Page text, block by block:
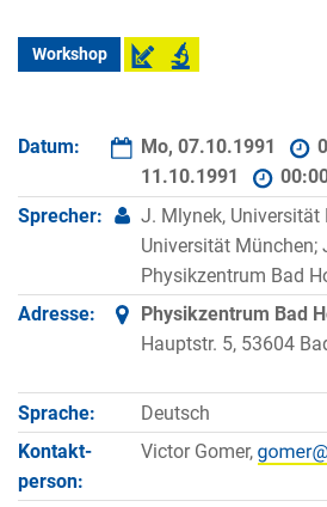
Workshop
Datum: Mo, 07.10.1991
11.10.1991
Sprecher:
J. Mlynek, Universität
Universität München;
Physikzentrum Bad
Adresse:
Physikzentrum Bad
Hauptstr. 5, 53604
Sprache:
Deutsch
Kontakt­
person:
Victor Gomer,